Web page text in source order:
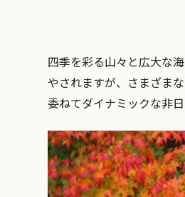
四季を彩る山々と広大な
やされますが、さまざま
委ねてダイナミックな非